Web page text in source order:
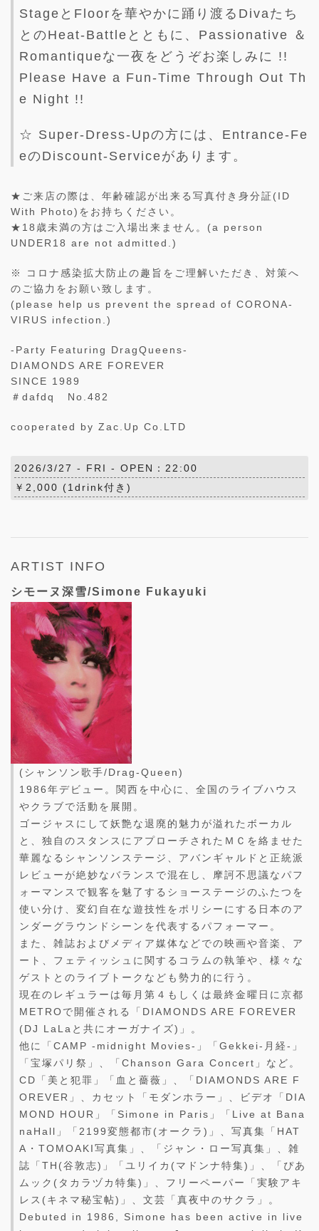
StageとFloorを華やかに踊り渡るDivaたち
とのHeat-Battleとともに、Passionative ＆
Romantiqueな一夜をどうぞお楽しみに !!
Please Have a Fun-Time Through Out Th
e Night !!
☆ Super-Dress-Upの方には、Entrance-Fe
eのDiscount-Serviceがあります。
★ご来店の際は、年齢確認が出来る写真付き身分証(ID
With Photo)をお持ちください。
★18歳未満の方はご入場出来ません。(a person
UNDER18 are not admitted.)
※ コロナ感染拡大防止の趣旨をご理解いただき、対策へ
のご協力をお願い致します。
(please help us prevent the spread of CORONA-
VIRUS infection.)
-Party Featuring DragQueens-
DIAMONDS ARE FOREVER
SINCE 1989
＃dafdq No.482
cooperated by Zac.Up Co.LTD
2026/3/27 - FRI - OPEN：22:00
￥2,000 (1drink付き)
ARTIST INFO
シモーヌ深雪/Simone Fukayuki
(シャンソン歌手/Drag-Queen)
1986年デビュー。関西を中心に、全国のライブハウス
やクラブで活動を展開。
ゴージャスにして妖艶な退廃的魅力が溢れたボーカル
と、独自のスタンスにアプローチされたＭＣを絡ませた
華麗なるシャンソンステージ、アバンギャルドと正統派
レビューが絶妙なバランスで混在し、摩訶不思議なパフ
ォーマンスで観客を魅了するショーステージのふたつを
使い分け、変幻自在な遊技性をポリシーにする日本のア
ンダーグラウンドシーンを代表するパフォーマー。
また、雑誌およびメディア媒体などでの映画や音楽、ア
ート、フェティッシュに関するコラムの執筆や、様々な
ゲストとのライブトークなども勢力的に行う。
現在のレギュラーは毎月第４もしくは最終金曜日に京都
METROで開催される「DIAMONDS ARE FOREVER
(DJ LaLaと共にオーガナイズ)」。
他に「CAMP -midnight Movies-」「Gekkei-月経-」
「宝塚パリ祭」、「Chanson Gara Concert」など。
CD「美と犯罪」「血と薔薇」、「DIAMONDS ARE F
OREVER」、カセット「モダンホラー」、ビデオ「DIA
MOND HOUR」「Simone in Paris」「Live at Bana
naHall」「2199変態都市(オークラ)」、写真集「HAT
A・TOMOAKI写真集」、「ジャン・ロー写真集」、雑
誌「TH(谷敦志)」「ユリイカ(マドンナ特集)」、「ぴあ
ムック(タカラヅカ特集)」、フリーペーパー「実験アキ
レス(キネマ秘宝帖)」、文芸「真夜中のサクラ」。
Debuted in 1986, Simone has been active in live